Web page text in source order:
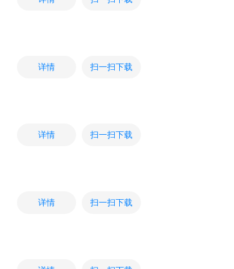
详情 扫一扫下载
详情 扫一扫下载
详情 扫一扫下载